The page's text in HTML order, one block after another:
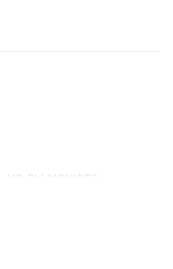
но вы можете
указав в